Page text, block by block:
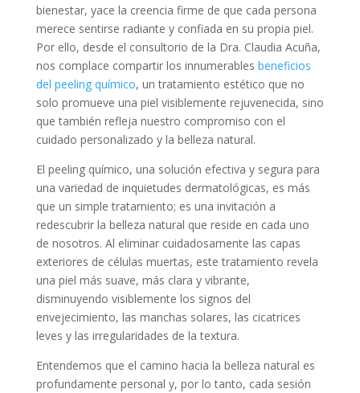
bienestar, yace la creencia firme de que cada persona
merece sentirse radiante y confiada en su propia piel.
Por ello, desde el consultorio de la Dra. Claudia Acuña,
nos complace compartir los innumerables beneficios
del peeling químico, un tratamiento estético que no
solo promueve una piel visiblemente rejuvenecida, sino
que también refleja nuestro compromiso con el
cuidado personalizado y la belleza natural.
El peeling químico, una solución efectiva y segura para
una variedad de inquietudes dermatológicas, es más
que un simple tratamiento; es una invitación a
redescubrir la belleza natural que reside en cada uno
de nosotros. Al eliminar cuidadosamente las capas
exteriores de células muertas, este tratamiento revela
una piel más suave, más clara y vibrante,
disminuyendo visiblemente los signos del
envejecimiento, las manchas solares, las cicatrices
leves y las irregularidades de la textura.
Entendemos que el camino hacia la belleza natural es
profundamente personal y, por lo tanto, cada sesión